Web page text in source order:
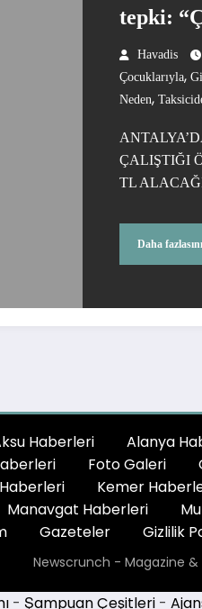
tepki:
neden
Havadis
Çocuklarıyla,
Neden,
ÇALIŞTIĞI
TL
Daha
Haberleri Alanya
Foto Galeri
Kemer
Manavgat Haberleri
Gazeteler Gizlilik
Newscrunch - Magazine &
- Şampuan Çeşitleri -